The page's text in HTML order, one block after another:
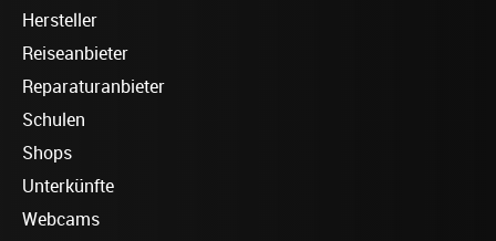
Hersteller
Reiseanbieter
Reparaturanbieter
Schulen
Shops
Unterkünfte
Webcams